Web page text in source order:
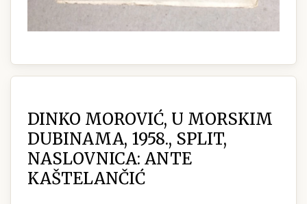
DINKO MOROVIĆ, U MORSKIM
DUBINAMA, 1958., SPLIT,
NASLOVNICA: ANTE
KAŠTELANČIĆ